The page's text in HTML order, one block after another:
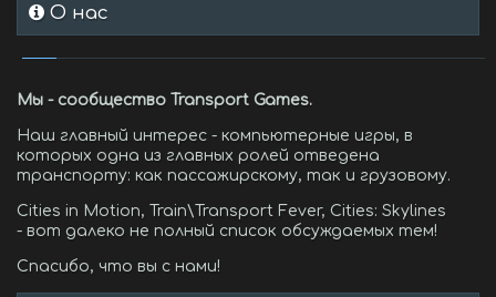
О нас
Мы - сообщество Transport Games.
Наш главный интерес - компьютерные игры, в
которых одна из главных ролей отведена
транспорту: как пассажирскому, так и грузовому.
Cities in Motion, Train\Transport Fever, Cities: Skylines
- вот далеко не полный список обсуждаемых тем!
Спасибо, что вы с нами!